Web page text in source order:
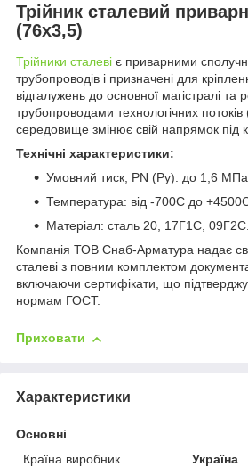
Трійник сталевий
(76х3,5)
Трійники сталеві є приварними
трубопроводів і призначені для
відгалужень до основної магістралі та
трубопроводами технологічних
середовище змінює свій напрямок під
Технічні характеристики:
Умовний тиск, PN (Ру): до 1,6 МПа
Температура: від -700С до
Матеріал: сталь 20, 17Г1С, 09Г2С.
Компанія ТОВ Снаб-Арматура надає
сталеві з повним комплектом
включаючи сертифікати, що
нормам ГОСТ.
Приховати
Характеристики
Основні
Країна виробник
Україна